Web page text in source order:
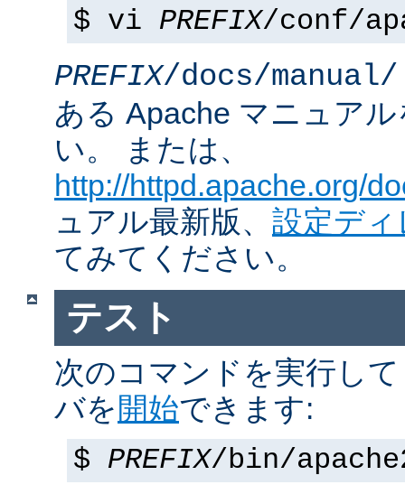
$ vi PREFIX/conf/
PREFIX/docs/manual/
ある Apache マニュア
い。 または、
http://httpd.apache.org/
ュアル最新版、 設定デ
てみてください。
テスト
次のコマンドを実行し
バを 開始できます:
$ PREFIX/bin/